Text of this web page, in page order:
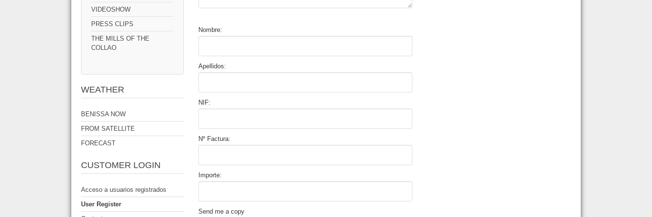
VIDEOSHOW
PRESS CLIPS
THE MILLS OF THE
COLLAO
WEATHER
BENISSA NOW
FROM SATELLITE
FORECAST
CUSTOMER LOGIN
Acceso a usuarios registrados
User Register
Nombre:
Apellidos:
NIF:
Nº Factura:
Importe:
Send me a copy